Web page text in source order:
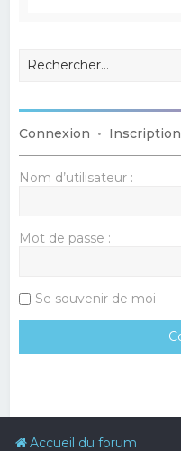
Connexion • Inscription
Nom d’utilisateur :
Mot de passe :
Se souvenir de moi
Accueil du forum